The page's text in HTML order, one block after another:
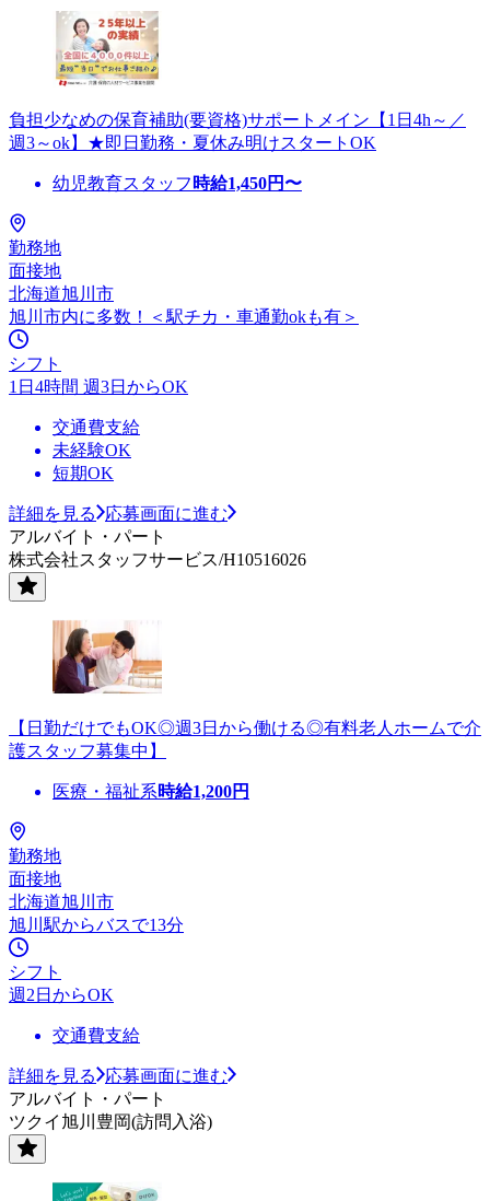
負担少なめの保育補助(要資格)サポートメイン【1日4h～／
週3～ok】★即日勤務・夏休み明けスタートOK
幼児教育スタッフ 時給1,450円〜
勤務地
面接地
北海道旭川市
旭川市内に多数！＜駅チカ・車通勤okも有＞
シフト
1日4時間 週3日からOK
交通費支給
未経験OK
短期OK
詳細を見る
応募画面に進む
アルバイト・パート
株式会社スタッフサービス/H10516026
【日勤だけでもOK◎週3日から働ける◎有料老人ホームで介
護スタッフ募集中】
医療・福祉系時給1,200円
勤務地
面接地
北海道旭川市
旭川駅からバスで13分
シフト
週2日からOK
交通費支給
詳細を見る
応募画面に進む
アルバイト・パート
ツクイ旭川豊岡(訪問入浴)